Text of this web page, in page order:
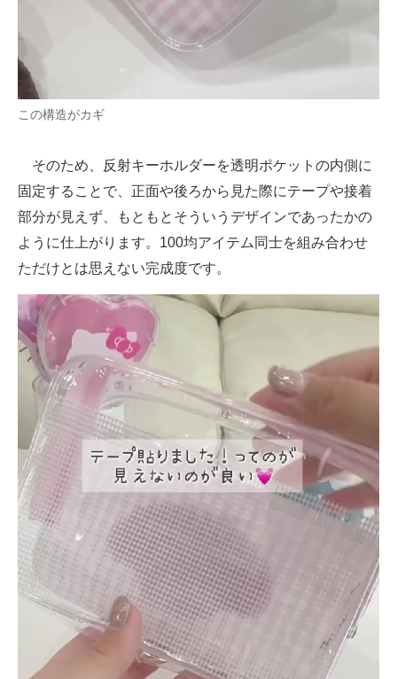
この構造がカギ
そのため、反射キーホルダーを透明ポケットの内側に
固定することで、正面や後ろから見た際にテープや接着
部分が見えず、もともとそういうデザインであったかの
ように仕上がります。100均アイテム同士を組み合わせ
ただけとは思えない完成度です。